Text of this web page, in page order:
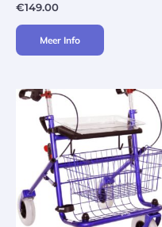
€149.00
Meer Info